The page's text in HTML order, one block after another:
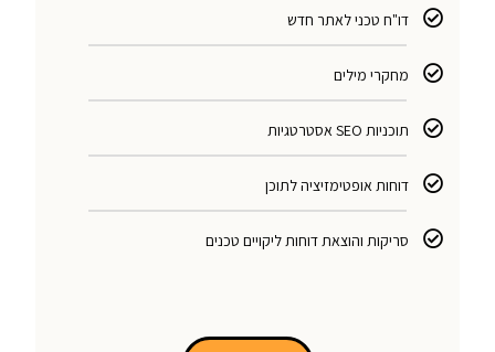
דו"ח טכני לאתר חדש
מחקרי מילים
תוכניות SEO אסטרטגיות
דוחות אופטימזיציה לתוכן
סריקות והוצאת דוחות ליקויים טכנים